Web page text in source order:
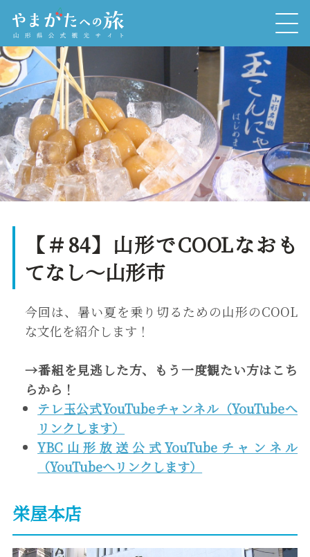
【＃84】山形でCOOLなおも
てなし～山形市
今回は、暑い夏を乗り切るための山形のCOOL
な文化を紹介します！
→番組を見逃した方、もう一度観たい方はこち
らから！
テレ玉公式YouTubeチャンネル（YouTubeへ
リンクします）
YBC山形放送公式YouTubeチャンネル
（YouTubeへリンクします）
栄屋本店